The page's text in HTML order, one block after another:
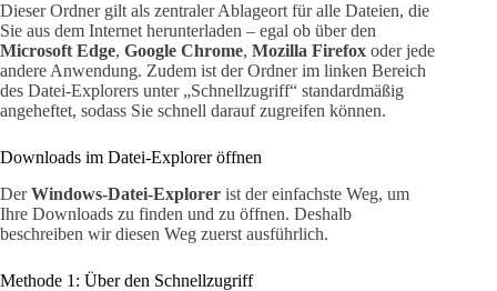
Dieser Ordner gilt als zentraler Ablageort für alle Dateien, die
Sie aus dem Internet herunterladen – egal ob über den
Microsoft Edge, Google Chrome, Mozilla Firefox oder jede
andere Anwendung. Zudem ist der Ordner im linken Bereich
des Datei-Explorers unter „Schnellzugriff“ standardmäßig
angeheftet, sodass Sie schnell darauf zugreifen können.
Downloads im Datei-Explorer öffnen
DerWindows-Datei-Explorer ist der einfachste Weg, um
Ihre Downloads zu finden und zu öffnen. Deshalb
beschreiben wir diesen Weg zuerst ausführlich.
Methode 1: Über den Schnellzugriff